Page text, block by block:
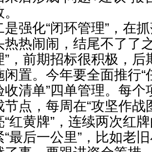
是强化“闭环管理”，在
热热闹闹，结尾不了了
”，前期招标很积极，
闲置。今年要全面推
收清单”四单管理。每
节点，每周在“攻坚作
“红黄牌”，连续两次红
“最后一公里”，比如老